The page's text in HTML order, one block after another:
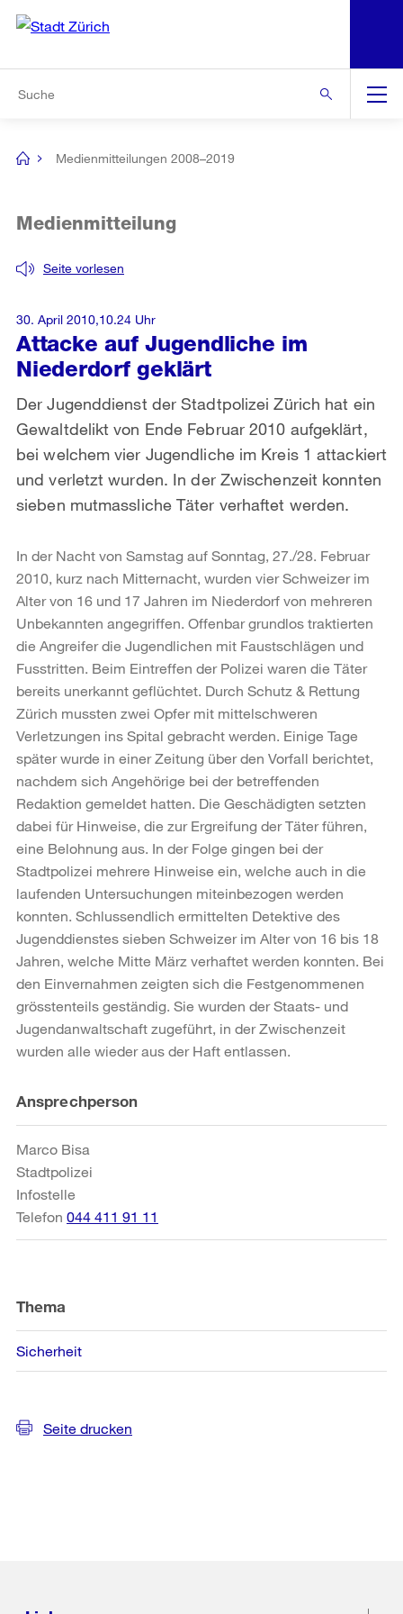
Navigation
[no
Medienmitteilungen 2008–2019
Attacke auf Jugendliche im
Niederdorf geklärt
Seite vorlesen
Medienmitteilung
Der Jugenddienst der Stadtpolizei Zürich hat ein
Gewaltdelikt von Ende Februar 2010 aufgeklärt,
bei welchem vier Jugendliche im Kreis 1 attackiert
und verletzt wurden. In der Zwischenzeit konnten
sieben mutmassliche Täter verhaftet werden.
30. April 2010,10.24 Uhr
In der Nacht von Samstag auf Sonntag, 27./28. Februar
2010, kurz nach Mitternacht, wurden vier Schweizer im
Alter von 16 und 17 Jahren im Niederdorf von mehreren
Unbekannten angegriffen. Offenbar grundlos traktierten
die Angreifer die Jugendlichen mit Faustschlägen und
Fusstritten. Beim Eintreffen der Polizei waren die Täter
bereits unerkannt geflüchtet. Durch Schutz & Rettung
Zürich mussten zwei Opfer mit mittelschweren
Verletzungen ins Spital gebracht werden. Einige Tage
später wurde in einer Zeitung über den Vorfall berichtet,
nachdem sich Angehörige bei der betreffenden
Redaktion gemeldet hatten. Die Geschädigten setzten
dabei für Hinweise, die zur Ergreifung der Täter führen,
eine Belohnung aus. In der Folge gingen bei der
Stadtpolizei mehrere Hinweise ein, welche auch in die
laufenden Untersuchungen miteinbezogen werden
konnten. Schlussendlich ermittelten Detektive des
Jugenddienstes sieben Schweizer im Alter von 16 bis 18
Jahren, welche Mitte März verhaftet werden konnten. Bei
den Einvernahmen zeigten sich die Festgenommenen
grösstenteils geständig. Sie wurden der Staats- und
Jugendanwaltschaft zugeführt, in der Zwischenzeit
wurden alle wieder aus der Haft entlassen.
Weitere
Informationen
Ansprechperson
Marco Bisa
Stadtpolizei
Infostelle
Telefon 044 411 91 11
Thema
Sicherheit
Seite drucken